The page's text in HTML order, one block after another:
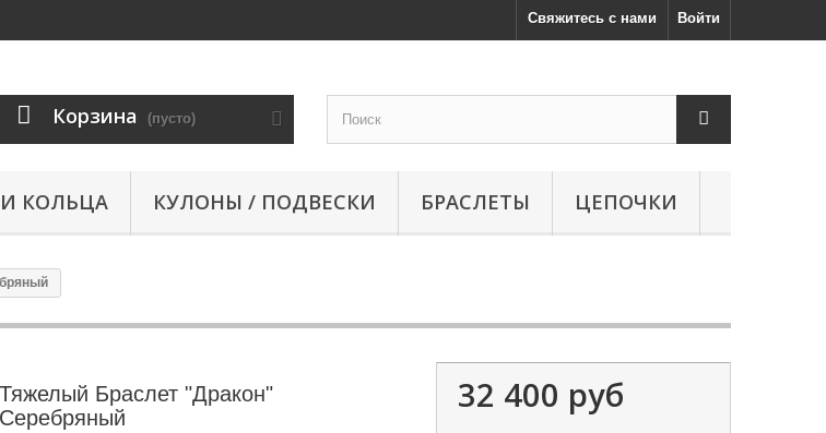
Войти
Свяжитесь с нами
Корзина (пусто)
КОЛЬЦА КУЛОНЫ / ПОДВЕСКИ БРАСЛЕТЫ ЦЕПОЧКИ
Тяжелый Браслет "Дракон"
Серебряный
32 400 руб